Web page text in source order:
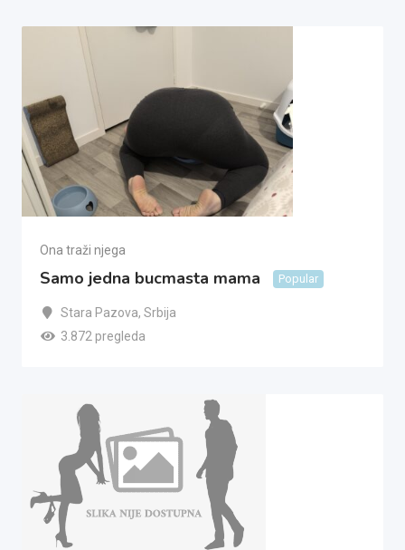
Ona traži njega
Samo jedna bucmasta mama Popular
Stara Pazova, Srbija
3.872 pregleda